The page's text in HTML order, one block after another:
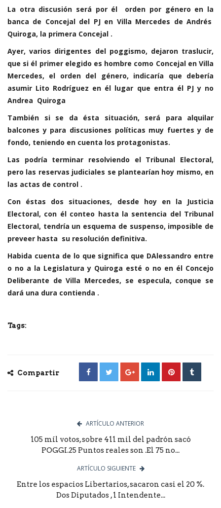
La otra discusión será por él orden por género en la
banca de Concejal del PJ en Villa Mercedes de Andrés
Quiroga, la primera Concejal .
Ayer, varios dirigentes del poggismo, dejaron traslucir,
que si él primer elegido es hombre como Concejal en Villa
Mercedes, el orden del género, indicaría que debería
asumir Lito Rodríguez en él lugar que entra él PJ y no
Andrea Quiroga
También si se da ésta situación, será para alquilar
balcones y para discusiones políticas muy fuertes y de
fondo, teniendo en cuenta los protagonistas.
Las podría terminar resolviendo el Tribunal Electoral,
pero las reservas judiciales se plantearían hoy mismo, en
las actas de control .
Con éstas dos situaciones, desde hoy en la Justicia
Electoral, con él conteo hasta la sentencia del Tribunal
Electoral, tendría un esquema de suspenso, imposible de
preveer hasta su resolución definitiva.
Habida cuenta de lo que significa que DAlessandro entre
o no a la Legislatura y Quiroga esté o no en él Concejo
Deliberante de Villa Mercedes, se especula, conque se
dará una dura contienda .
Tags:
Compartir
ARTÍCULO ANTERIOR
105 míl votos, sobre 411 mil del padrón sacó
POGGI.25 Puntos reales son .El 75 no...
ARTÍCULO SIGUIENTE
Entre los espacios Libertarios, sacaron casi el 20 %.
Dos Diputados , 1 Intendente...